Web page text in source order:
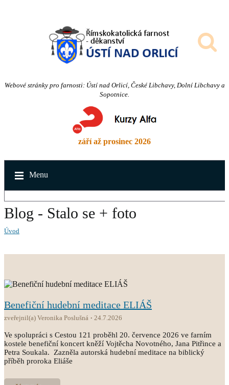
Webové stránky pro farnosti: Ústí nad Orlicí, České Libchavy, Dolní Libchavy a
Sopotnice.
září až prosinec 2026
Menu
Blog - Stalo se + foto
Úvod
Benefiční hudební meditace ELIÁŠ
zveřejnil(a) Veronika Poslušná 24.7.2026
Ve spolupráci s Cestou 121 proběhl 20. července 2026 ve farním
kostele benefiční koncert kněží Vojtěcha Novotného, Jana Pitřince a
Petra Soukala. Zazněla autorská hudební meditace na biblický
příběh proroka Eliáše